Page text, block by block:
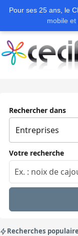
Pour ses 25 ans, le
mobile et
Rechercher dans
Votre recherche
Recherches